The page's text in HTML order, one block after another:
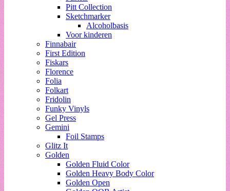
Pitt Collection
Sketchmarker
Alcoholbasis
Voor kinderen
Finnabair
First Edition
Fiskars
Florence
Folia
Folkart
Fridolin
Funky Vinyls
Gel Press
Gemini
Foil Stamps
Glitz It
Golden
Golden Fluid Color
Golden Heavy Body Color
Golden Open